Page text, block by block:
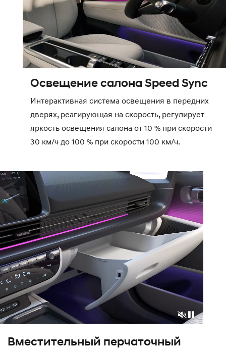
Освещение салона Speed Sync
Интерактивная система освещения в передних
дверях, реагирующая на скорость, регулирует
яркость освещения салона от 10 % при скорости
30 км/ч до 100 % при скорости 100 км/ч.
Вместительный перчаточный